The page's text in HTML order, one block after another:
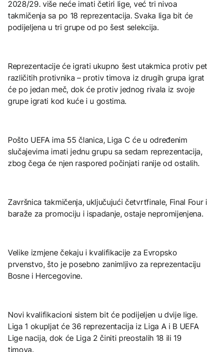
2028/29. više neće imati četiri lige, već tri nivoa
takmičenja sa po 18 reprezentacija. Svaka liga bit će
podijeljena u tri grupe od po šest selekcija.
Reprezentacije će igrati ukupno šest utakmica protiv pet
različitih protivnika – protiv timova iz drugih grupa igrat
će po jedan meč, dok će protiv jednog rivala iz svoje
grupe igrati kod kuće i u gostima.
Pošto UEFA ima 55 članica, Liga C će u određenim
slučajevima imati jednu grupu sa sedam reprezentacija,
zbog čega će njen raspored počinjati ranije od ostalih.
Završnica takmičenja, uključujući četvrtfinale, Final Four i
baraže za promociju i ispadanje, ostaje nepromijenjena.
Velike izmjene čekaju i kvalifikacije za Evropsko
prvenstvo, što je posebno zanimljivo za reprezentaciju
Bosne i Hercegovine.
Novi kvalifikacioni sistem bit će podijeljen u dvije lige.
Liga 1 okupljat će 36 reprezentacija iz Liga A i B UEFA
Lige nacija, dok će Liga 2 činiti preostalih 18 ili 19
timova.